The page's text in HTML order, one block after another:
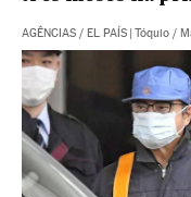
AGÊNCIAS / EL PAÍS | Tóquio /